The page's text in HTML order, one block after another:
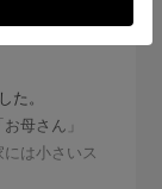
た。
母さん」
は小さいス